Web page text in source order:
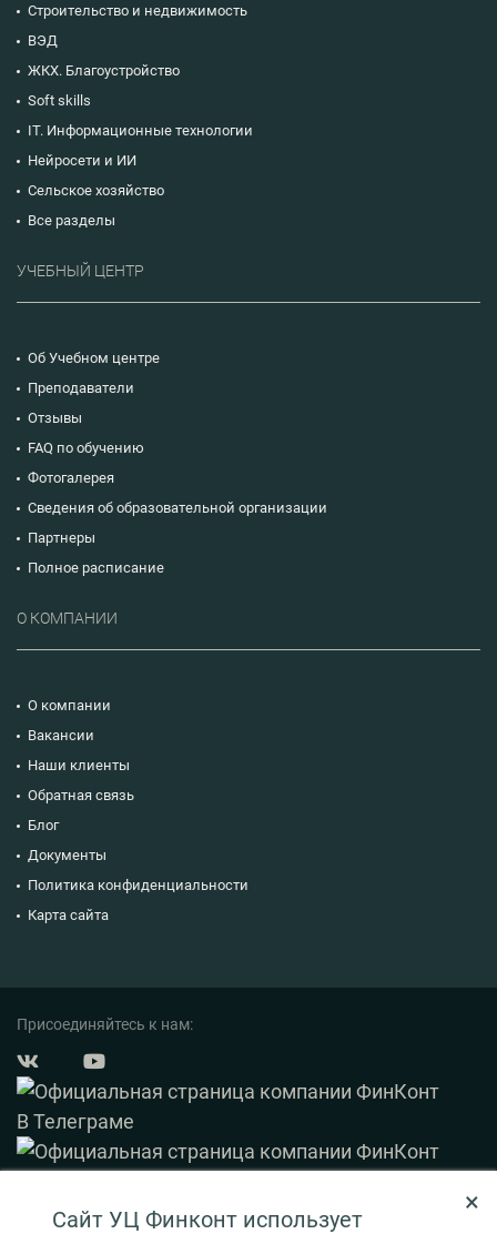
Строительство и недвижимость
ВЭД
ЖКХ. Благоустройство
Soft skills
IT. Информационные технологии
Нейросети и ИИ
Сельское хозяйство
Все разделы
УЧЕБНЫЙ ЦЕНТР
Об Учебном центре
Преподаватели
Отзывы
FAQ по обучению
Фотогалерея
Сведения об образовательной организации
Партнеры
Полное расписание
О КОМПАНИИ
О компании
Вакансии
Наши клиенты
Обратная связь
Блог
Документы
Политика конфиденциальности
Карта сайта
Присоединяйтесь к нам:
×
Сайт УЦ Финконт использует